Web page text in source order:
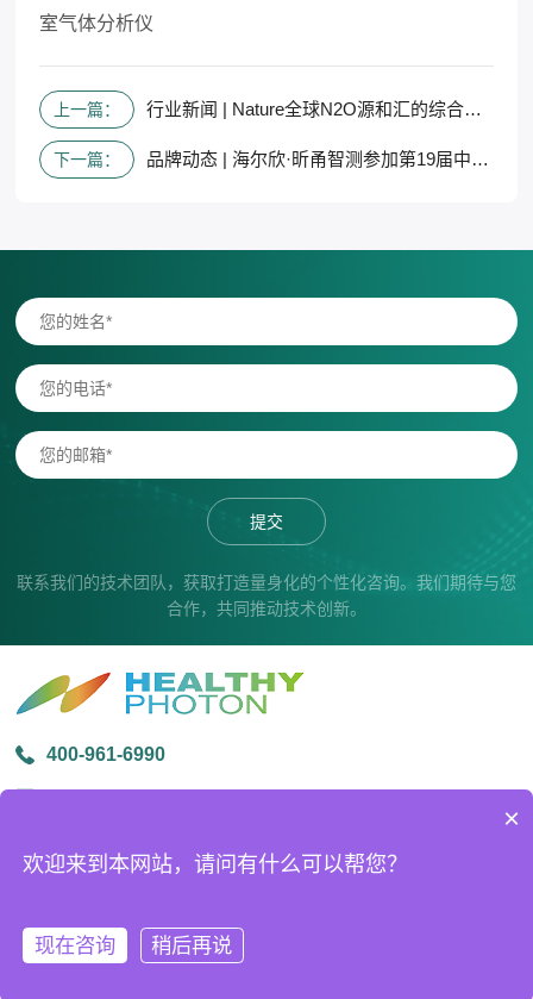
室气体分析仪
上一篇： 行业新闻 | Nature全球N2O源和汇的综合量化
下一篇： 品牌动态 | 海尔欣·昕甬智测参加第19届中美碳联盟年会
提交
联系我们的技术团队，获取打造量身化的个性化咨询。我们期待与您
合作，共同推动技术创新。
400-961-6990
ICP备案号：
浙ICP备20026509号-2
×
欢迎来到本网站，请问有什么可以帮您？
现在咨询 稍后再说